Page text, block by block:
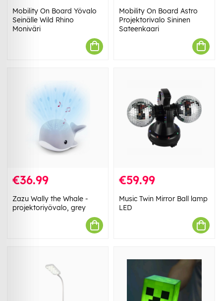
Mobility On Board Yövalo
Seinälle Wild Rhino
Moniväri
Mobility On Board Astro
Projektorivalo Sininen
Sateenkaari
€36.99
Zazu Wally the Whale -
projektoriyövalo, grey
€59.99
Music Twin Mirror Ball lamp
LED